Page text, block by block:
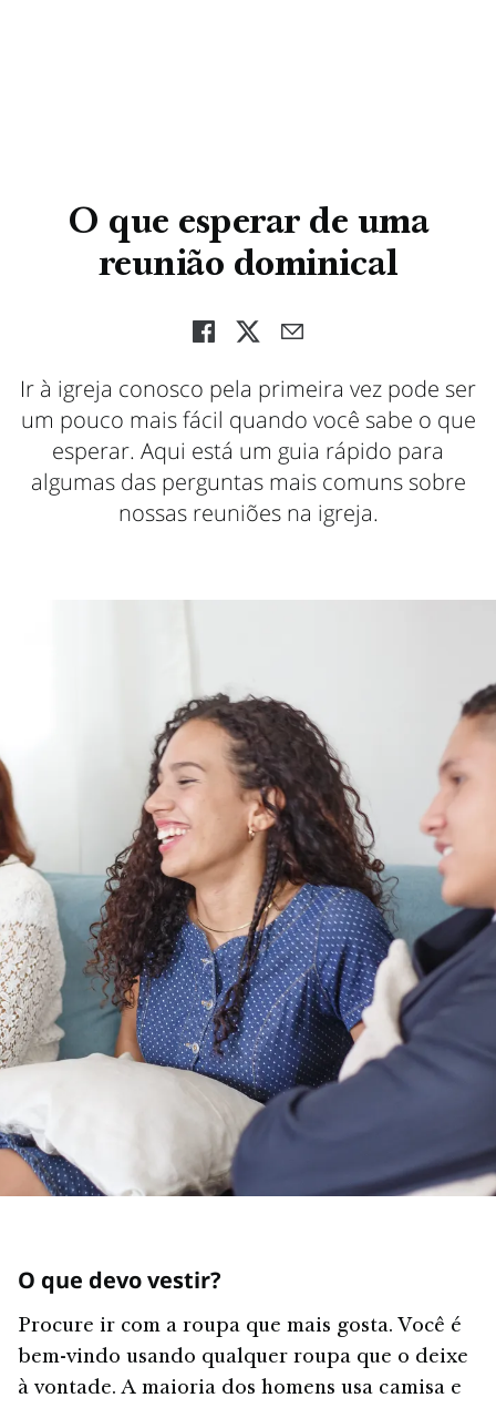
O que esperar de uma
reunião dominical
Ir à igreja conosco pela primeira vez pode ser
um pouco mais fácil quando você sabe o que
esperar. Aqui está um guia rápido para
algumas das perguntas mais comuns sobre
nossas reuniões na igreja.
O que devo vestir?
Procure ir com a roupa que mais gosta. Você é
bem-vindo usando qualquer roupa que o deixe
à vontade. A maioria dos homens usa camisa e